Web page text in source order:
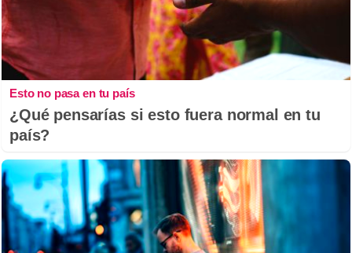
Esto no pasa en tu país
¿Qué pensarías si esto fuera normal en tu
país?